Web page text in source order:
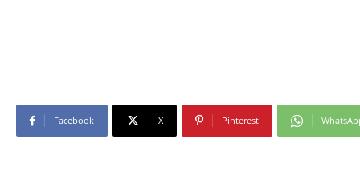
Facebook X Pinterest